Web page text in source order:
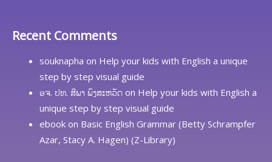
Recent Comments
souknapha on Help your kids with English a unique
step by step visual guide
ອຈ. ປທ. ສີພາ ພົງສະຫວັດ on Help your kids with English a
unique step by step visual guide
ebook on Basic English Grammar (Betty Schrampfer
Azar, Stacy A. Hagen) (Z-Library)